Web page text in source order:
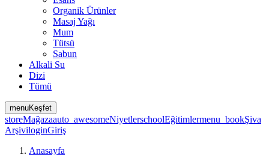
Organik Ürünler
Masaj Yağı
Mum
Tütsü
Sabun
Alkali Su
Dizi
Tümü
menuKeşfet
storeMağazaauto_awesomeNiyetlerschoolEğitimlermenu_bookŞiva
ArşiviloginGiriş
Anasayfa